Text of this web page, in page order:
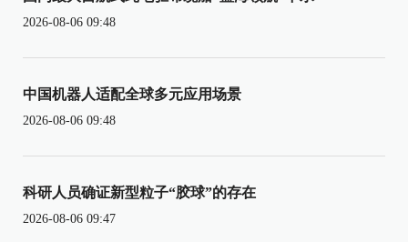
2026-08-06 09:48
中国机器人适配全球多元应用场景
2026-08-06 09:48
科研人员确证新型粒子“胶球”的存在
2026-08-06 09:47